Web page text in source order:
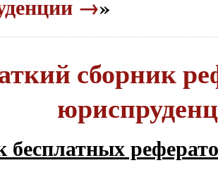
→»
сборник